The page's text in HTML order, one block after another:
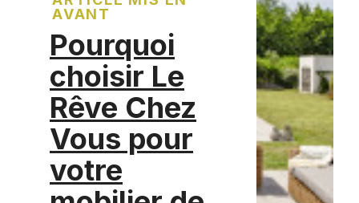
AVANT
Pourquoi
choisir Le
Rêve Chez
Vous pour
votre